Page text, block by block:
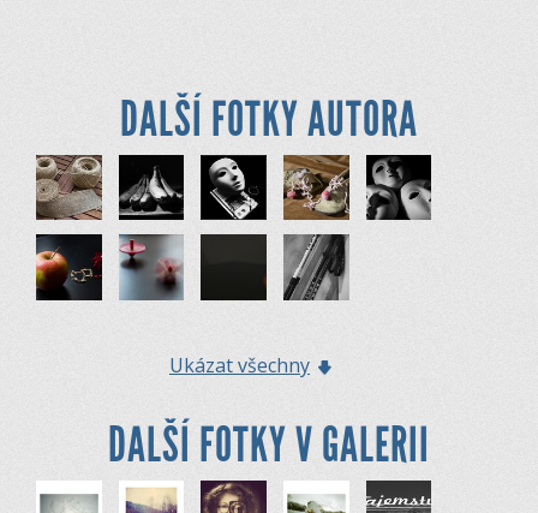
DALŠÍ FOTKY AUTORA
Ukázat všechny
DALŠÍ FOTKY V GALERII